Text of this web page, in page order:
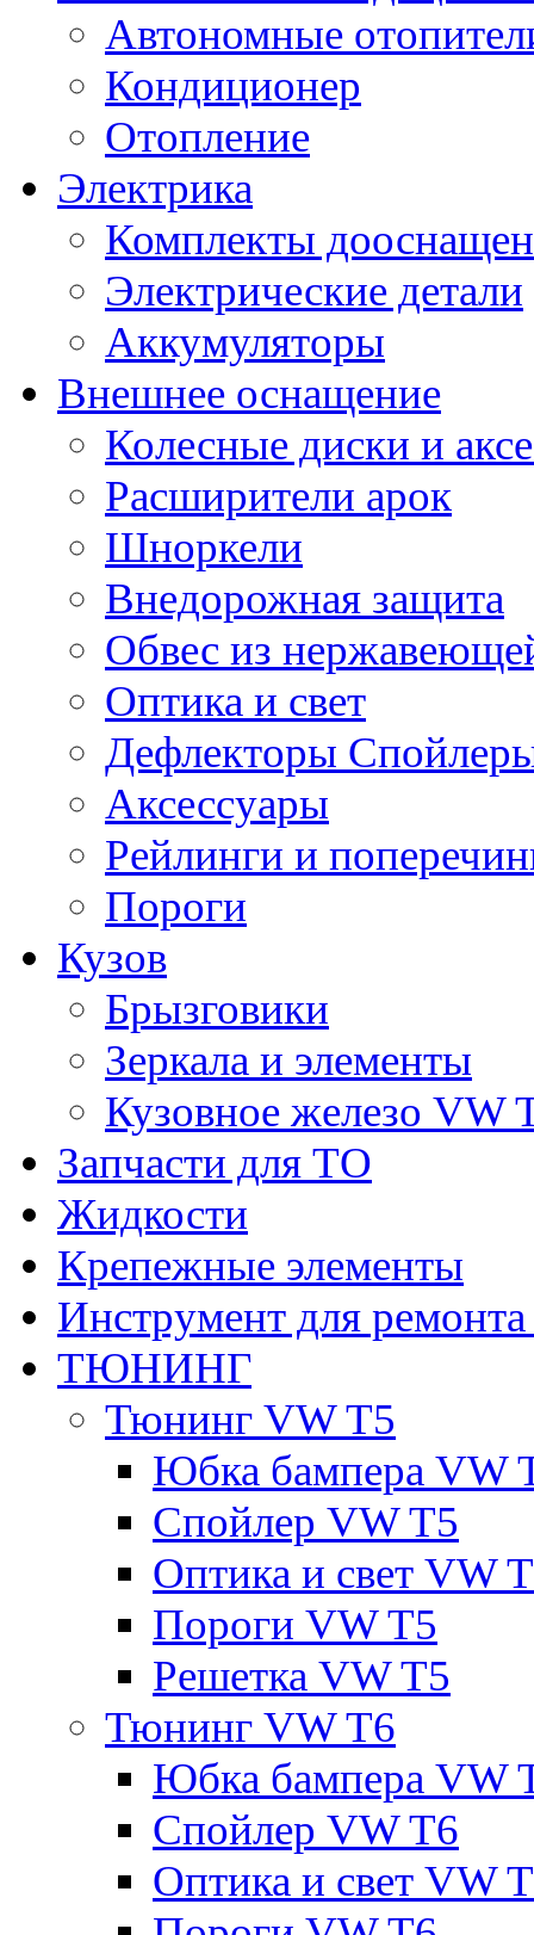
Автономные
Кондиционер
Отопление
Электрика
Комплекты
Электрические детали
Аккумуляторы
Внешнее оснащение
Колесные диски и
Расширители арок
Шноркели
Внедорожная защита
Обвес из
Оптика и свет
Дефлекторы
Аксессуары
Рейлинги и
Пороги
Кузов
Брызговики
Зеркала и элементы
Кузовное железо VW
Запчасти для ТО
Жидкости
Крепежные элементы
Инструмент для
ТЮНИНГ
Тюнинг VW T5
Юбка бампера VW
Спойлер VW T5
Оптика и свет VW
Пороги VW T5
Решетка VW T5
Тюнинг VW T6
Юбка бампера VW
Спойлер VW T6
Оптика и свет VW